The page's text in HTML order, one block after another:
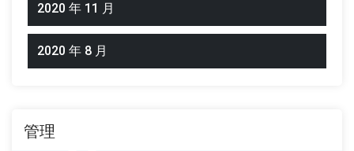
2020 年 11 月
2020 年 8 月
管理